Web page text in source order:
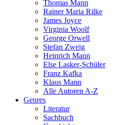
Thomas Mann
Rainer Maria Rilke
James Joyce
Virginia Woolf
George Orwell
Stefan Zweig
Heinrich Mann
Else Lasker-Schüler
Franz Kafka
Klaus Mann
Alle Autoren A-Z
Genres
Literatur
Sachbuch